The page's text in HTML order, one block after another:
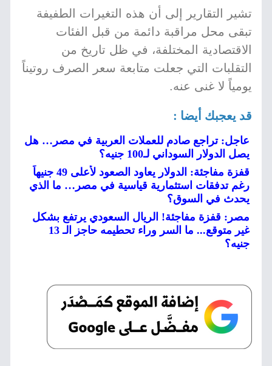
تشير التقارير إلى أن هذه التغيرات الطفيفة
تبقى محل مراقبة دائمة من قبل الفئات
الاقتصادية المختلفة، في ظل تاريخ من
التقلبات التي جعلت متابعة سعر الصرف روتيناً
يومياً لا غنى عنه.
قد يعجبك أيضا :
عاجل: تراجع صادم للعملات العربية في مصر… هل
يصل الدولار السوداني لـ100 جنيه؟
قفزة مفاجئة: الدولار يعاود الصعود لأعلى 49 جنيهاً
رغم تدفقات استثمارية قياسية في مصر… ما الذي
يحدث في السوق؟
مصر: قفزة مفاجئة! الريال السعودي يرتفع بشكل
غير متوقع... ما السر وراء تحطيمه حاجز الـ 13
جنيه؟